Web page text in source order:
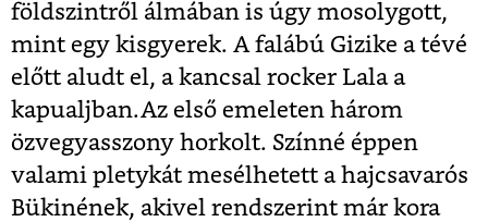
földszintről álmában is úgy mosolygott,
mint egy kisgyerek. A falábú Gizike a tévé
előtt aludt el, a kancsal rocker Lala a
kapualjban.Az első emeleten három
özvegyasszony horkolt. Színné éppen
valami pletykát mesélhetett a hajcsavarós
Bükinének, akivel rendszerint már kora